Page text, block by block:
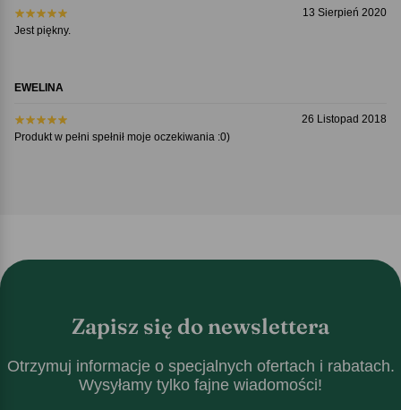
13 Sierpień 2020
Jest piękny.
EWELINA
26 Listopad 2018
Produkt w pełni spełnił moje oczekiwania :0)
Zapisz się do newslettera
Otrzymuj informacje o specjalnych ofertach i rabatach.
Wysyłamy tylko fajne wiadomości!